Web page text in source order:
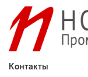
Контакты